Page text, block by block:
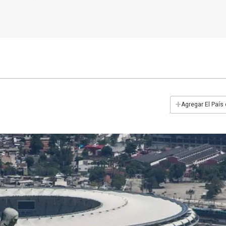
+Agregar El País